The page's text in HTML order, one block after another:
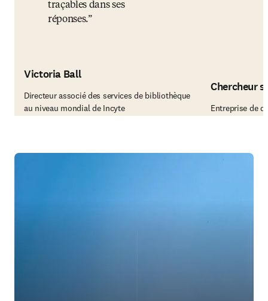
traçables dans ses
réponses.
Victoria Ball
Directeur associé des services de bibliothèque
au niveau mondial de Incyte
Chercheur
Entreprise de